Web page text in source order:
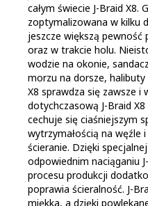
całym świecie J-Braid X8.
zoptymalizowana w kilku
jeszcze większą
oraz w trakcie holu.
wodzie na okonie,
morzu na dorsze, halibuty
X8 sprawdza się zawsze i
dotychczasową J-Braid
cechuje się ciaśniejszym
wytrzymałością na węźle
ścieranie. Dzięki
odpowiednim naciąganiu
procesu produkcji
poprawia ścieralność. J-
miękka, a dzięki